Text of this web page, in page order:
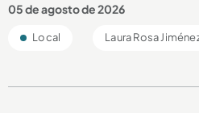
05 de agosto de 2026
Local Laura Rosa